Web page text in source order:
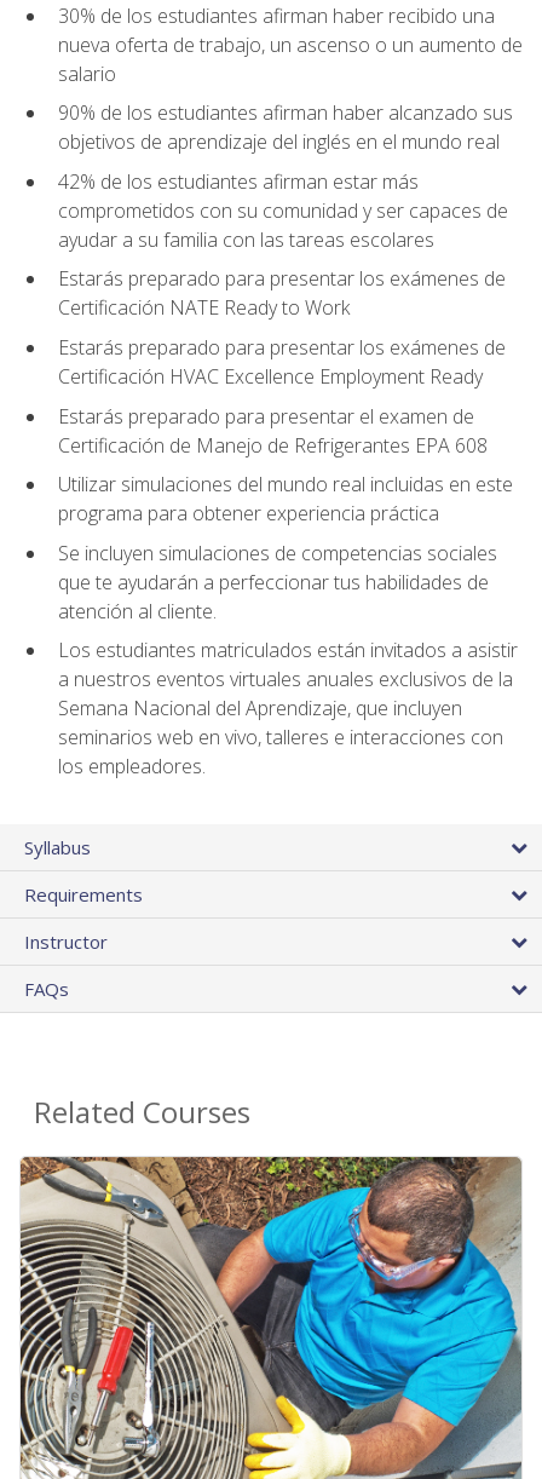
30% de los estudiantes afirman haber recibido una
nueva oferta de trabajo, un ascenso o un aumento de
salario
90% de los estudiantes afirman haber alcanzado sus
objetivos de aprendizaje del inglés en el mundo real
42% de los estudiantes afirman estar más
comprometidos con su comunidad y ser capaces de
ayudar a su familia con las tareas escolares
Estarás preparado para presentar los exámenes de
Certificación NATE Ready to Work
Estarás preparado para presentar los exámenes de
Certificación HVAC Excellence Employment Ready
Estarás preparado para presentar el examen de
Certificación de Manejo de Refrigerantes EPA 608
Utilizar simulaciones del mundo real incluidas en este
programa para obtener experiencia práctica
Se incluyen simulaciones de competencias sociales
que te ayudarán a perfeccionar tus habilidades de
atención al cliente.
Los estudiantes matriculados están invitados a asistir
a nuestros eventos virtuales anuales exclusivos de la
Semana Nacional del Aprendizaje, que incluyen
seminarios web en vivo, talleres e interacciones con
los empleadores.
Syllabus
Requirements
Instructor
FAQs
Related Courses